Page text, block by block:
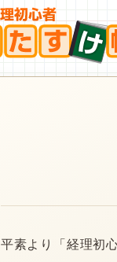
平素より「経理初